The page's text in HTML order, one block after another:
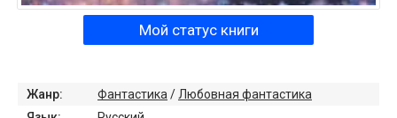
Мой статус книги
Жанр: Фантастика / Любовная фантастика